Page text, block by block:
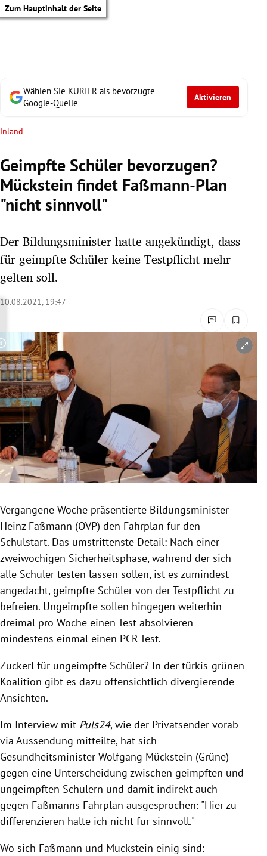
Zum Hauptinhalt der Seite
Untermenü
Untermenü
Untermenü
Untermenü
Untermenü
Untermenü
Untermenü
Untermenü
Untermenü
Wählen Sie KURIER als bevorzugte
Google-Quelle
Aktivieren
Inland
Geimpfte Schüler bevorzugen?
Mückstein findet Faßmann-Plan
"nicht sinnvoll"
Der Bildungsminister hatte angekündigt, dass
für geimpfte Schüler keine Testpflicht mehr
gelten soll.
10.08.2021, 19:47
Copyright-Hinweis öffnen/schließen
Vergangene Woche präsentierte Bildungsminister
Heinz Faßmann (ÖVP) den Fahrplan für den
Schulstart. Das umstrittenste Detail: Nach einer
zweiwöchigen Sicherheitsphase, während der sich
alle Schüler testen lassen sollen, ist es zumindest
angedacht, geimpfte Schüler von der Testpflicht zu
befreien. Ungeimpfte sollen hingegen weiterhin
dreimal pro Woche einen Test absolvieren -
mindestens einmal einen PCR-Test.
Zuckerl für ungeimpfte Schüler? In der türkis-grünen
Koalition gibt es dazu offensichtlich divergierende
Ansichten.
Im Interview mit Puls24, wie der Privatsender vorab
via Aussendung mitteilte, hat sich
Gesundheitsminister Wolfgang Mückstein (Grüne)
gegen eine Unterscheidung zwischen geimpften und
ungeimpften Schülern und damit indirekt auch
gegen Faßmanns Fahrplan ausgesprochen: "Hier zu
differenzieren halte ich nicht für sinnvoll."
Wo sich Faßmann und Mückstein einig sind: